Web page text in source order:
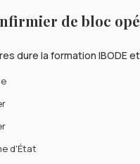
de bloc
dure la formation IBODE
d'État